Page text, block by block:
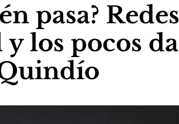
pasa?
los pocos